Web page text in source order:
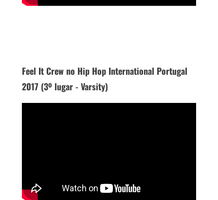
Feel It Crew no Hip Hop International Portugal
2017 (3º lugar - Varsity)